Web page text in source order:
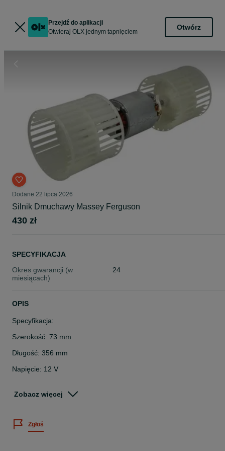
Przejdź do aplikacji
Otwieraj OLX jednym tapnięciem
Otwórz
Dodane 22 lipca 2026
Silnik Dmuchawy Massey Ferguson
430 zł
SPECYFIKACJA
Okres gwarancji (w
miesiącach)
24
OPIS
Specyfikacja:
Szerokość: 73 mm
Długość: 356 mm
Napięcie: 12 V
MF 3090 2WD, MF 3680 2WD, MF 3095 2WD, MF 3115 2WD
Zobacz więcej
Zgłoś